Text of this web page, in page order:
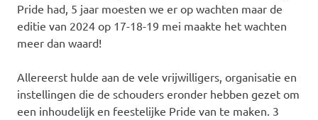
Pride had, 5 jaar moesten we er op wachten maar de
editie van 2024 op 17-18-19 mei maakte het wachten
meer dan waard!
Allereerst hulde aan de vele vrijwilligers, organisatie en
instellingen die de schouders eronder hebben gezet om
een inhoudelijk en feestelijke Pride van te maken. 3